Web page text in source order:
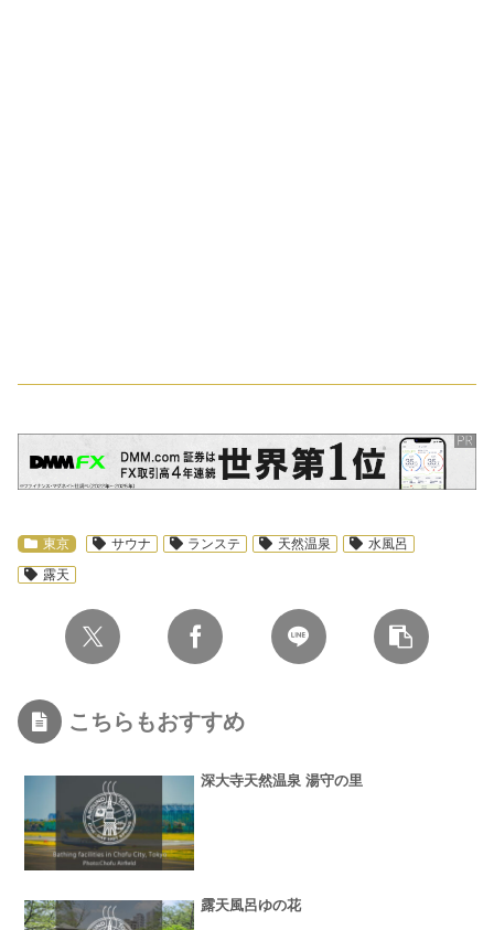
スポンサーリンク
東京 サウナ ランステ 天然温泉
水風呂
露天
こちらもおすすめ
深大寺天然温泉 湯守の里
露天風呂ゆの花